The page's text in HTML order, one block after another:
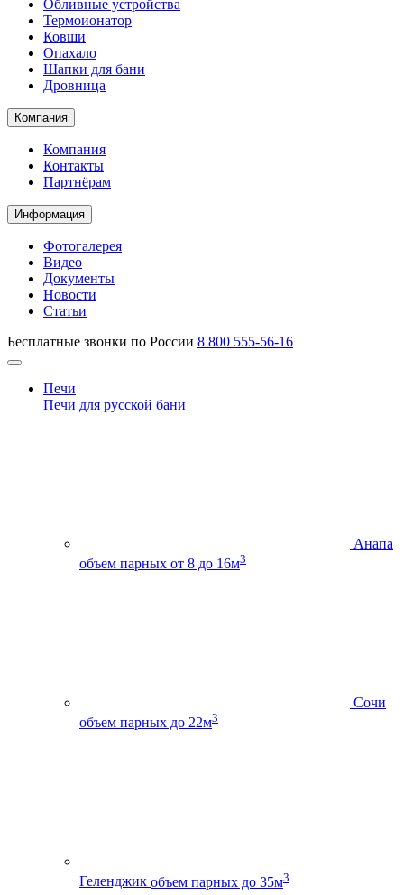
Обливные устройства
Термоионатор
Ковши
Опахало
Шапки для бани
Дровница
Компания
Компания
Контакты
Партнёрам
Информация
Фотогалерея
Видео
Документы
Новости
Статьи
Бесплатные звонки по России 8 800 555-56-16
Печи
Печи для русской бани
Анапа
объем парных от 8 до 16м3
Сочи
объем парных до 22м3
Геленджик объем парных до 35м3